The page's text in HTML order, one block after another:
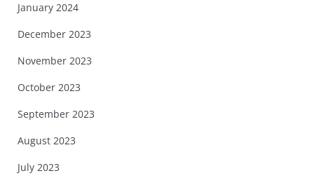
January 2024
December 2023
November 2023
October 2023
September 2023
August 2023
July 2023